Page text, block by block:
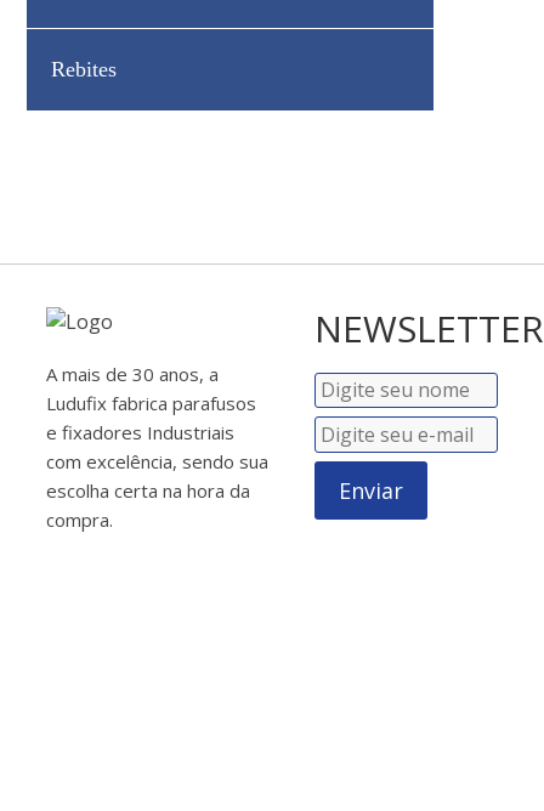
Rebites
A mais de 30 anos, a
Ludufix fabrica parafusos
e fixadores Industriais
com excelência, sendo sua
escolha certa na hora da
compra.
NEWSLETTER
Enviar